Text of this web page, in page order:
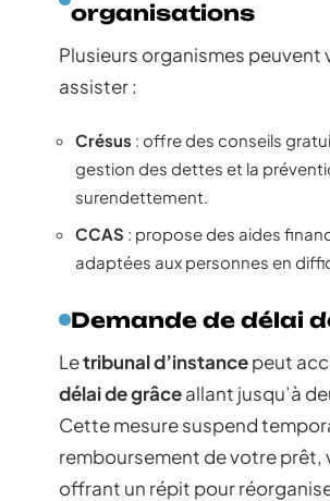
organisations
Plusieurs organismes peuvent
assister :
Crésus : offre des conseils
gestion des dettes et la
surendettement.
CCAS : propose des aides
adaptées aux personnes en
Demande de délai
Letribunal d’instancepeut
délai de grâceallant jusqu’à
Cette mesure suspend
remboursement de votre prêt,
offrant un répit pour